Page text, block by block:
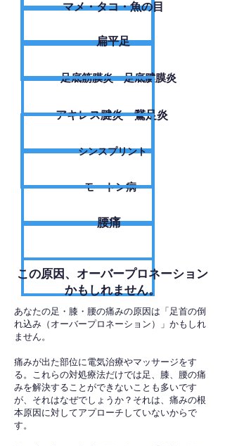
​マメ・タコ・魚の目
扁平足
足底筋膜炎・足底腱膜炎
アキレス腱炎・鵞足炎
シンスプリント
モートン病
腰痛
​この原因、オーバープロネーション
かもしれません。
あなたの足・膝・腰の痛みの原因は「足首の倒
れ込み（オーバープロネーション）」かもしれ
ません。
痛みが出た部位に電気治療やマッサージをす
る。これらの対処療法だけでは足、膝、腰の痛
みを解決することができないことも多いです
が、それはなぜでしょうか？それは、痛みの根
本原因に対してアプローチしていないからで
す。